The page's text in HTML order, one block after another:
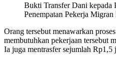
Bukti Transfer Dani kepada
Penempatan Pekerja Migran
Orang tersebut menawarkan
membutuhkan pekerjaan tersebut
Ia juga mentrasfer sejumlah